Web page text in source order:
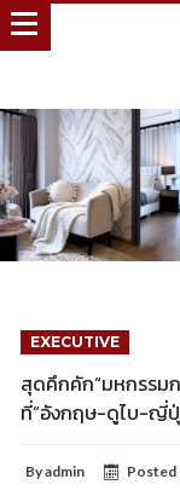
EXECUTIVE
สุดคึกคัก“มหกรรม
ที่“อังกฤษ-ดูไบ-ญี่ปุ่
Byadmin Posted